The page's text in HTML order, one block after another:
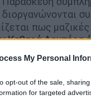
My Personal
opt-out of the sale,
for targeted
πως
Καθαρά Δευτέρα